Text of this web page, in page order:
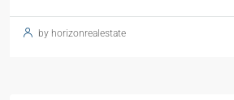
by horizonrealestate